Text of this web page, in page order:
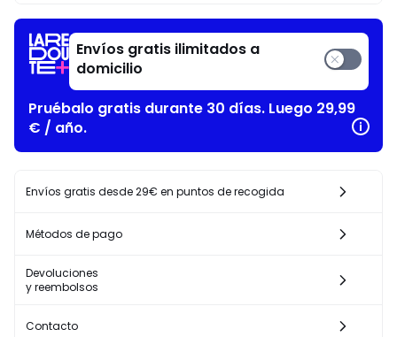
aplicado.
Envíos gratis ilimitados a
domicilio
Pruébalo gratis durante 30 días. Luego 29,99
€ / año.
Envíos gratis desde 29€ en puntos de recogida
Métodos de pago
Devoluciones
y reembolsos
Contacto